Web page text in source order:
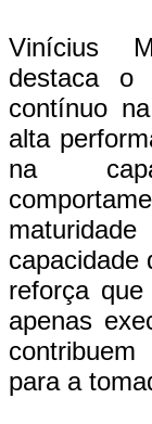
Vinícius
destaca o
contínuo
alta
na
capacidade
reforça
apenas
para a